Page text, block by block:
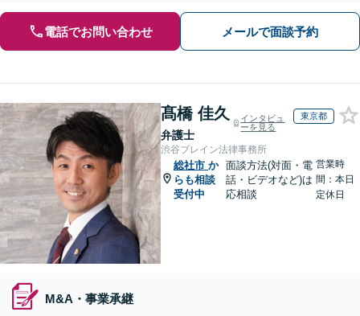
電話でお問い合わせ メールで面談予約
髙橋 佳久
弁護士
インタビュ
ーを見る
東京都
渋谷ブレイン法律事務所
総社市 か
らも相談
受付中
面談方法(対面・電
話・ビデオなど)は
応相談
営業時
間：本日
定休日
M&A・事業承継